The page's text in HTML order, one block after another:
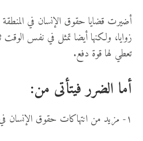
أضيرت قضايا حقوق الإنسان في
زوايا، ولكنها أيضا تمثل في نفس
تعطي لها قوة دفع.
أما الضرر فيتأتى من:
١- مزيد من انتهاكات حقوق الإنسان في المنطقة: